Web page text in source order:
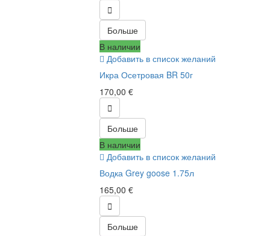

Больше
В наличии
Добавить в список желаний
Икра Осетровая BR 50г
170,00 €

Больше
В наличии
Добавить в список желаний
Водка Grey goose 1.75л
165,00 €

Больше